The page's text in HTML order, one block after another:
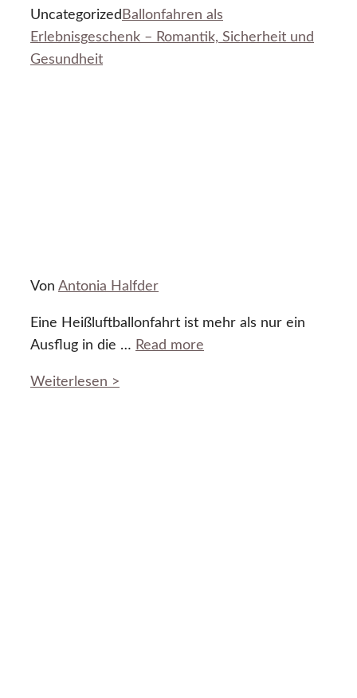
Uncategorized Ballonfahren als
Erlebnisgeschenk – Romantik, Sicherheit und
Gesundheit
Von Antonia Halfder
Eine Heißluftballonfahrt ist mehr als nur ein
Ausflug in die … Read more
Weiterlesen >